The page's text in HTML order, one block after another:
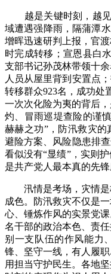
越是关键时刻，越见
域遭遇强降雨，隔蒲潭
增晖迅速研判上报，官
时完成转移；宣恩县白
支部书记孙茂林带领十
人员从屋里背到安置点
转移群众923名，成功处
一次次化险为夷的背后
灼、冒雨巡堤查险的谨
赫赫之功”，防汛救灾的
避险方案、风险隐患排
看似没有“显绩”，实则
是共产党人最本真的先锋
汛情是考场，灾情是
成色。防汛救灾不仅是
心、锤炼作风的实景党
名干部的政治本色、责
别一支队伍的作风能力
锋、坚守一线，有人履
用担当守护民生。各地